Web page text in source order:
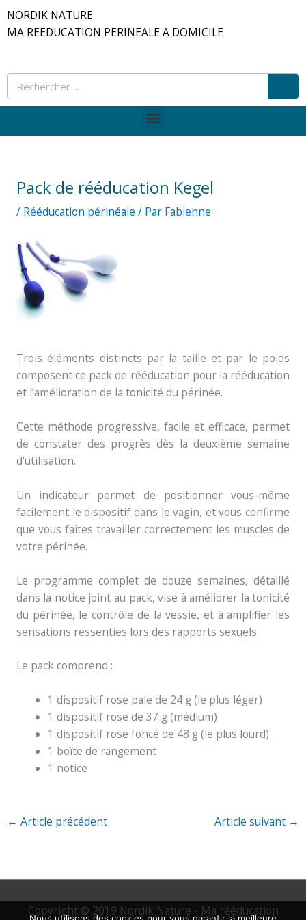
Aller
au
NORDIK NATURE
MA REEDUCATION PERINEALE A DOMICILE
Rechercher
Menu
Pack de rééducation Kegel
/ Rééducation périnéale / Par Fabienne
Trois éléments distincts par la taille et par le poids
composent ce pack de rééducation pour la rééducation
et l’amélioration de la tonicité du périnée.
Cette méthode progressive, facile et efficace, permet
de constater des progrès dès la deuxième semaine
d’utilisation.
Un indicateur permet de positionner vous-même
facilement le dispositif dans le vagin, et vous confirme
que vous faites travailler correctement les muscles de
votre périnée.
Le programme complet de douze semaines, détaillé
dans la notice joint au pack, vise à améliorer la tonicité
du périnée, le contrôle de la vessie, et à amplifier les
sensations ressenties lors des rapports sexuels.
Le pack comprend :
1 dispositif rose pale de 24 g (le plus léger)
1 dispositif rose de 37 g (médium)
1 dispositif rose foncé de 48 g (le plus lourd)
1 boîte de rangement
1 notice
← Article précédent Article suivant →
Copyright © 2019 Nordik Nature - Ma rééducation